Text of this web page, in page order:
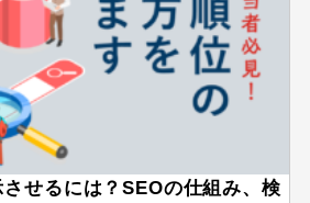
SNS広告
TikTok
代行Tips
リニューアル
ティングツール
ンサーマーケTips
せるには？SEOの仕組み、検